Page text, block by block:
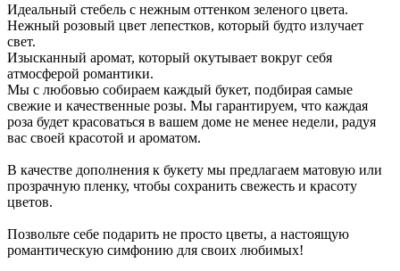
Идеальный стебель с нежным оттенком зеленого цвета.
Нежный розовый цвет лепестков, который будто излучает
свет.
Изысканный аромат, который окутывает вокруг себя
атмосферой романтики.
Мы с любовью собираем каждый букет, подбирая самые
свежие и качественные розы. Мы гарантируем, что каждая
роза будет красоваться в вашем доме не менее недели, радуя
вас своей красотой и ароматом.
В качестве дополнения к букету мы предлагаем матовую или
прозрачную пленку, чтобы сохранить свежесть и красоту
цветов.
Позвольте себе подарить не просто цветы, а настоящую
романтическую симфонию для своих любимых!